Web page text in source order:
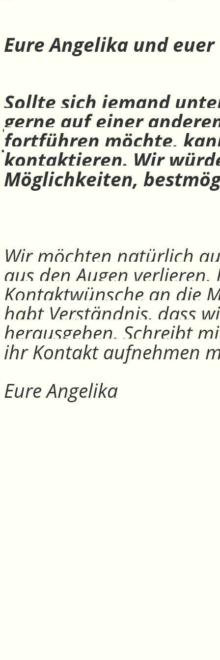
Eure Angelika und
Sollte sich jemand
gerne auf einer
fortführen möchte,
kontaktieren. Wir
Möglichkeiten,
Wir möchten natürlich
aus den Augen
Kontaktwünsche an die
habt Verständnis, dass
herausgeben. Schreibt
ihr Kontakt aufnehmen
Eure Angelika